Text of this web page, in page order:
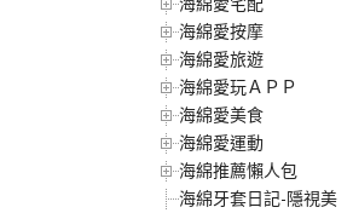
海綿愛按摩
海綿愛旅遊
海綿愛玩ＡＰＰ
海綿愛美食
海綿愛運動
海綿推薦懶人包
海綿牙套日記-隱視美